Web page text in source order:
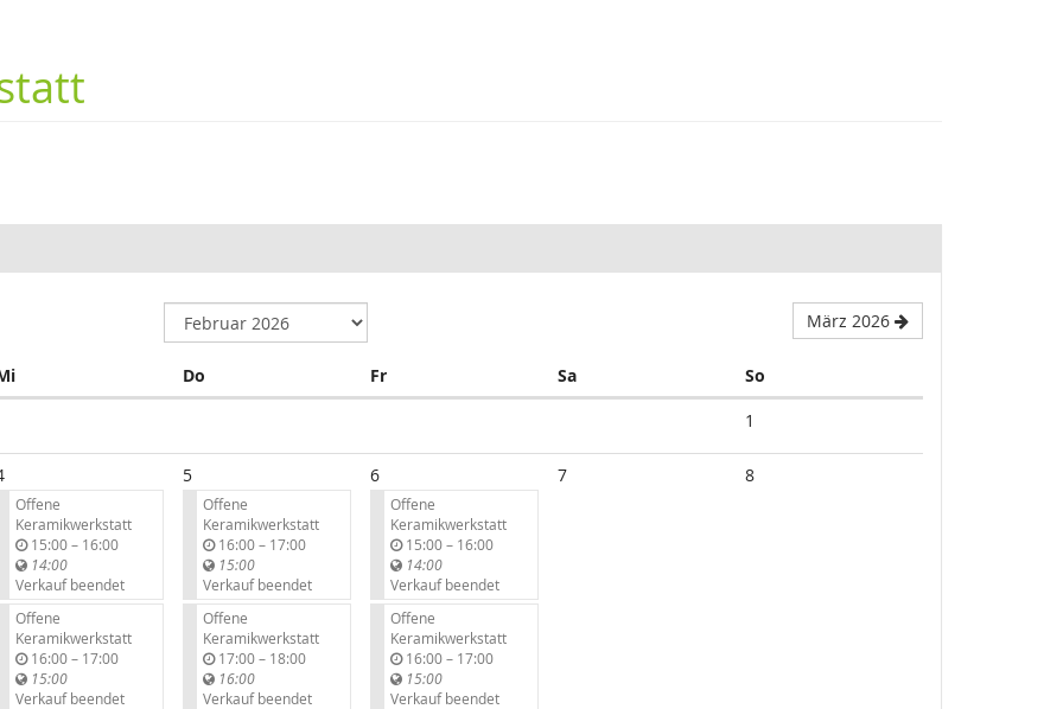
März 2026
Mittwoch Do FrFreitag SaSamstag So
1
Offene
Keramikwerkstatt
15:00–b
s
16:00
14:00
Verkauf beendet
Offene
Keramikwerkstatt
16:00–b
s
17:00
15:00
Verkauf beendet
5
Offene
Keramikwerkstatt
16:00–b
s
17:00
15:00
Verkauf beendet
Offene
Keramikwerkstatt
17:00–b
s
18:00
16:00
Verkauf beendet
6
Offene
Keramikwerkstatt
15:00–b
s
16:00
14:00
Verkauf beendet
Offene
Keramikwerkstatt
16:00–b
s
17:00
15:00
Verkauf beendet
7 8